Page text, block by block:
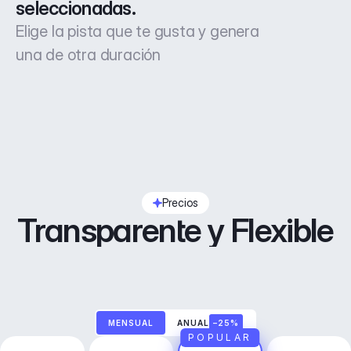
seleccionadas.
Elige la pista que te gusta y genera
una de otra duración
Precios
Transparente y Flexible
MENSUAL ANUAL –25%
POPULAR